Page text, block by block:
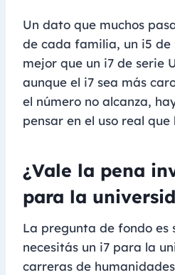
Un dato que muchos
de cada familia, un i5 de
mejor que un i7 de serie
aunque el i7 sea más
el número no alcanza,
pensar en el uso real que
¿Vale la pena
para la
La pregunta de fondo es
necesitás un i7 para la
carreras de